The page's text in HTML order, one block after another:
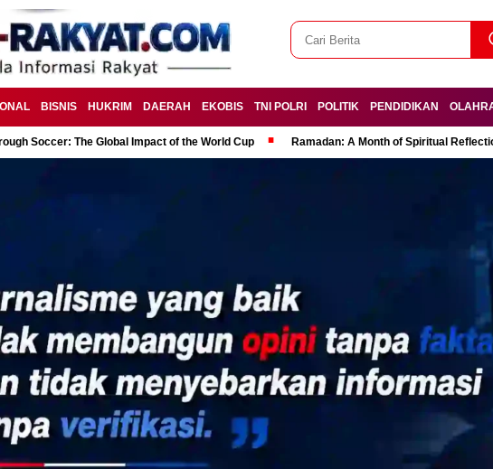
BISNIS HUKRIM DAERAH EKOBIS TNI POLRI POLITIK PENDIDIKAN
Soccer: The Global Impact of the World Cup Ramadan: A Month of Spiritual